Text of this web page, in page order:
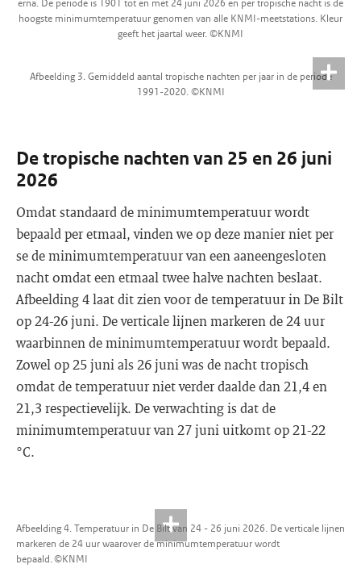
erna. De periode is 1901 tot en met 24 juni 2026 en per tropische nacht is de
hoogste minimumtemperatuur genomen van alle KNMI-meetstations. Kleur
geeft het jaartal weer. ©KNMI
Afbeelding 3. Gemiddeld aantal tropische nachten per jaar in de periode
1991-2020. ©KNMI
De tropische nachten van 25 en 26 juni
2026
Omdat standaard de minimumtemperatuur wordt
bepaald per etmaal, vinden we op deze manier niet per
se de minimumtemperatuur van een aaneengesloten
nacht omdat een etmaal twee halve nachten beslaat.
Afbeelding 4 laat dit zien voor de temperatuur in De Bilt
op 24-26 juni. De verticale lijnen markeren de 24 uur
waarbinnen de minimumtemperatuur wordt bepaald.
Zowel op 25 juni als 26 juni was de nacht tropisch
omdat de temperatuur niet verder daalde dan 21,4 en
21,3 respectievelijk. De verwachting is dat de
minimumtemperatuur van 27 juni uitkomt op 21-22
°C.
Afbeelding 4. Temperatuur in De Bilt van 24 - 26 juni 2026. De verticale lijnen
markeren de 24 uur waarover de minimumtemperatuur wordt
bepaald. ©KNMI